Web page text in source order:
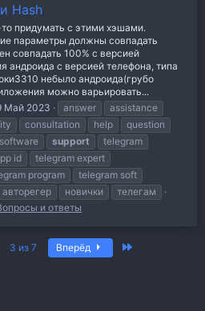
Hash
придумать с этими хэшами.
параметры должны совпадать
совпадать 100% с версией
андроида с версией телефона, типа
небыло андроида(грубо
можно варьировать...
Май 2023 answer
assistance
consultation help
question
software support
telegram
id
telegram expert
program
telegram soft
авторегер новички
телегам
и ответы
3 из 7 Вперёд Последняя